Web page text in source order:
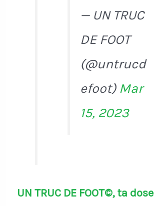
— UN TRUC
DE FOOT
(@untrucd
efoot) Mar
15, 2023
UN TRUC DE FOOT©, ta dose